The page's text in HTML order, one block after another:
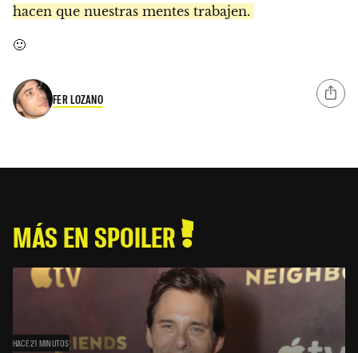
hacen que nuestras mentes trabajen.
🙂
FER LOZANO
MÁS EN SPOILER
HACE 21 MINUTOS